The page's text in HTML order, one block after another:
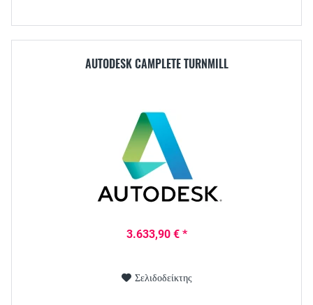
AUTODESK CAMPLETE TURNMILL
3.633,90 € *
Σελιδοδείκτης